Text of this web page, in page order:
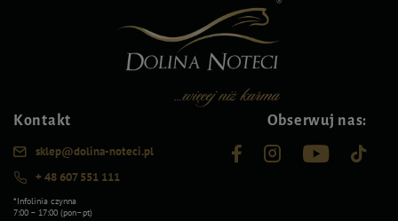
Kontakt
sklep@dolina-noteci.pl
+ 48 607 551 111
*Infolinia czynna
7:00 – 17:00 (pon–pt)
Obserwuj nas: